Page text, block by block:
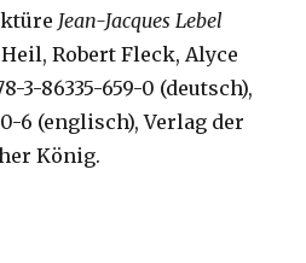
Jean-Jacques Lebel
Robert Fleck, Alyce
3-86335-659-0 (deutsch),
6 (englisch), Verlag der
König.